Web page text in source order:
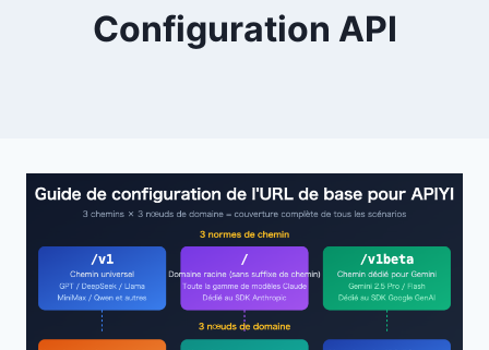
Configuration API